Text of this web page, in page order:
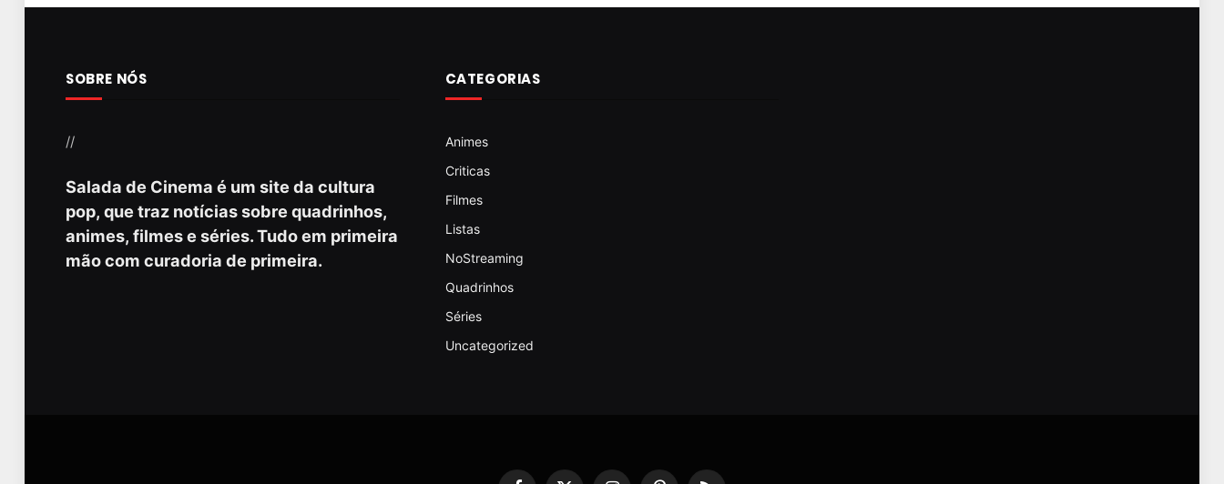
SOBRE NÓS
//
Salada de Cinema é um site da cultura
pop, que traz notícias sobre quadrinhos,
animes, filmes e séries. Tudo em primeira
mão com curadoria de primeira.
CATEGORIAS
Animes
Criticas
Filmes
Listas
NoStreaming
Quadrinhos
Séries
Uncategorized